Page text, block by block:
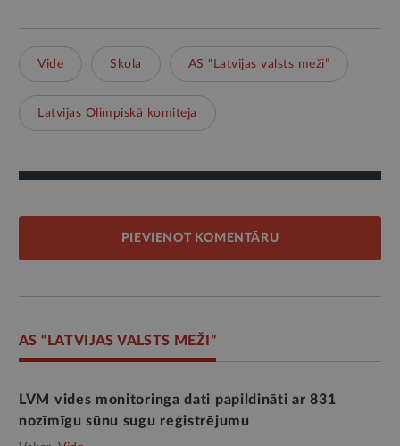
Vide Skola AS “Latvijas valsts meži”
Latvijas Olimpiskā komiteja
PIEVIENOT KOMENTĀRU
AS “LATVIJAS VALSTS MEŽI”
LVM vides monitoringa dati papildināti ar 831
nozīmīgu sūnu sugu reģistrējumu